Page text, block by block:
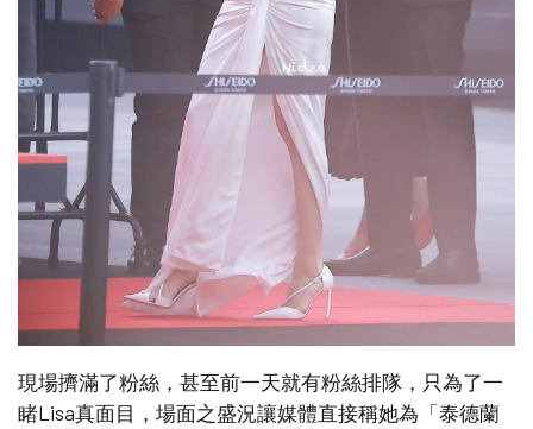
現場擠滿了粉絲，甚至前一天就有粉絲排隊，只為了一
睹Lisa真面目，場面之盛況讓媒體直接稱她為「泰德蘭